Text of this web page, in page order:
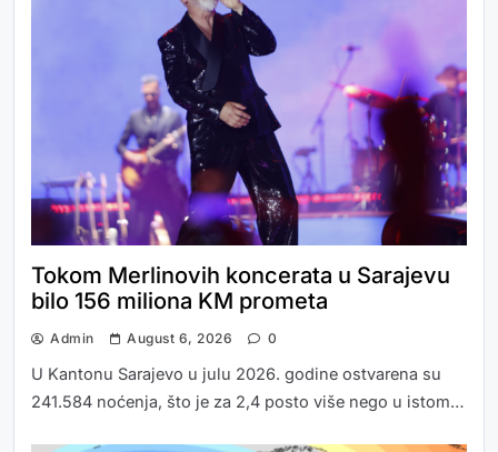
Tokom Merlinovih koncerata u Sarajevu
bilo 156 miliona KM prometa
Admin August 6, 2026 0
U Kantonu Sarajevo u julu 2026. godine ostvarena su
241.584 noćenja, što je za 2,4 posto više nego u istom…